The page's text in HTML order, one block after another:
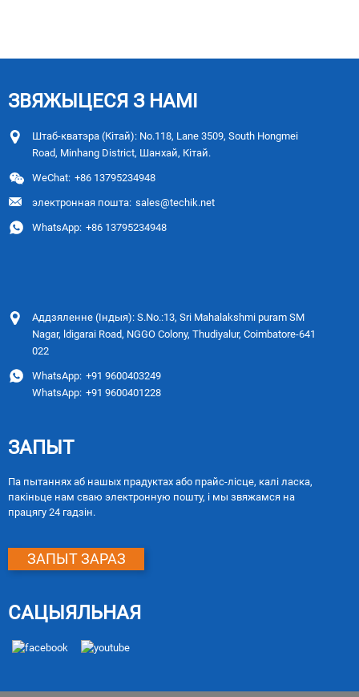
ЗВЯЖЫЦЕСЯ З НАМІ
Штаб-кватэра (Кітай): No.118, Lane 3509, South Hongmei
Road, Minhang District, Шанхай, Кітай.
WeChat: +86 13795234948
электронная пошта: sales@techik.net
WhatsApp: +86 13795234948
Аддзяленне (Індыя): S.No.:13, Sri Mahalakshmi puram SM
Nagar, ldigarai Road, NGGO Colony, Thudiyalur, Coimbatore-641
022
WhatsApp: +91 9600403249
WhatsApp: +91 9600401228
ЗАПЫТ
Па пытаннях аб нашых прадуктах або прайс-лісце, калі ласка,
пакіньце нам сваю электронную пошту, і мы звяжамся на
працягу 24 гадзін.
ЗАПЫТ ЗАРАЗ
САЦЫЯЛЬНАЯ